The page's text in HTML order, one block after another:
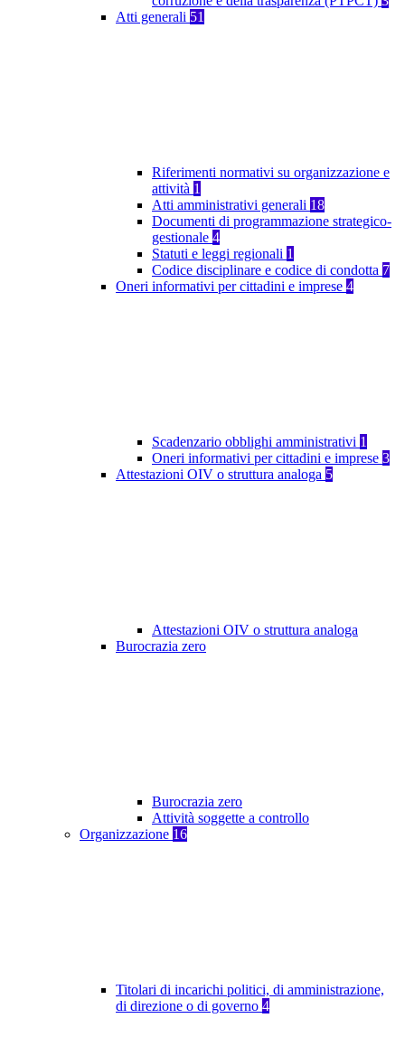
Atti generali 51
Riferimenti normativi su organizzazione e
attività 1
Atti amministrativi generali 18
Documenti di programmazione strategico-
gestionale 4
Statuti e leggi regionali 1
Codice disciplinare e codice di condotta 7
Oneri informativi per cittadini e imprese 4
Scadenzario obblighi amministrativi 1
Oneri informativi per cittadini e imprese 3
Attestazioni OIV o struttura analoga 5
Attestazioni OIV o struttura analoga
Burocrazia zero
Burocrazia zero
Attività soggette a controllo
Organizzazione 16
Titolari di incarichi politici, di amministrazione,
di direzione o di governo 4